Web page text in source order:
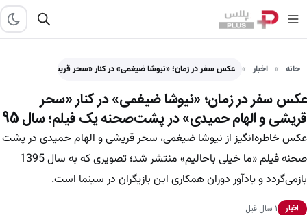
خانه اخبار عکس سفر در زمان؛ «نیوشا ضیغمی» در کنار «سحر قریشی…
عکس سفر در زمان؛ «نیوشا ضیغمی» در کنار «سحر
قریشی و الهام حمیدی» در پشت‌صحنه یک فیلم؛ سال 95
عکس خاطره‌انگیز از نیوشا ضیغمی، سحر قریشی و الهام حمیدی در پشت
صحنه فیلم «ما خیلی باحالیم» منتشر شد؛ تصویری که به سال 1395
بازمی‌گردد و یادآور دوران همکاری این بازیگران در سینما است.
اخبار ۱ سال قبل